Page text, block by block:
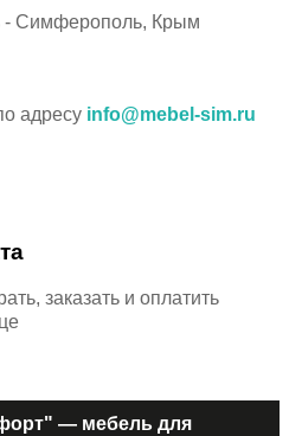
адресу info@mebel-sim.ru
заказать и оплатить
— мебель для